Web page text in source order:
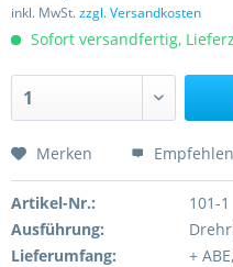
inkl. MwSt.zzgl. Versandkosten
Sofort versandfertig,
Merken Empfehlen
Artikel-Nr.:
101-1
Ausführung:
Lieferumfang:
+